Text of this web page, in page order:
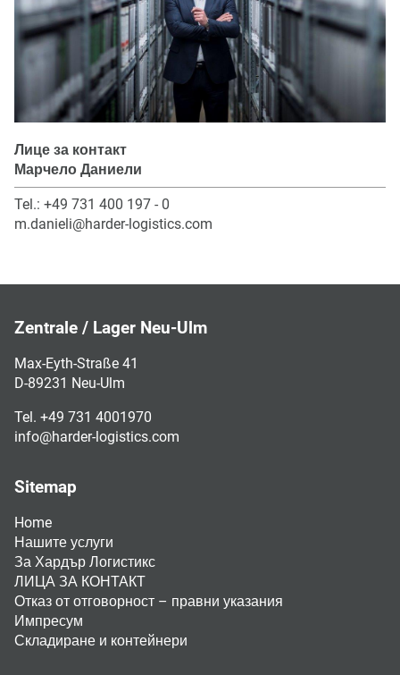
Лице за контакт
Марчело Даниели
Tel.: +49 731 400 197 - 0
m.danieli@harder-logistics.com
Zentrale / Lager Neu-Ulm
Max-Eyth-Straße 41
D-89231 Neu-Ulm
Tel. +49 731 4001970
info@harder-logistics.com
Sitemap
Home
Нашите услуги
За Хардър Логистикс
ЛИЦА ЗА КОНТАКТ
Отказ от отговорност – правни указания
Импресум
Складиране и контейнери